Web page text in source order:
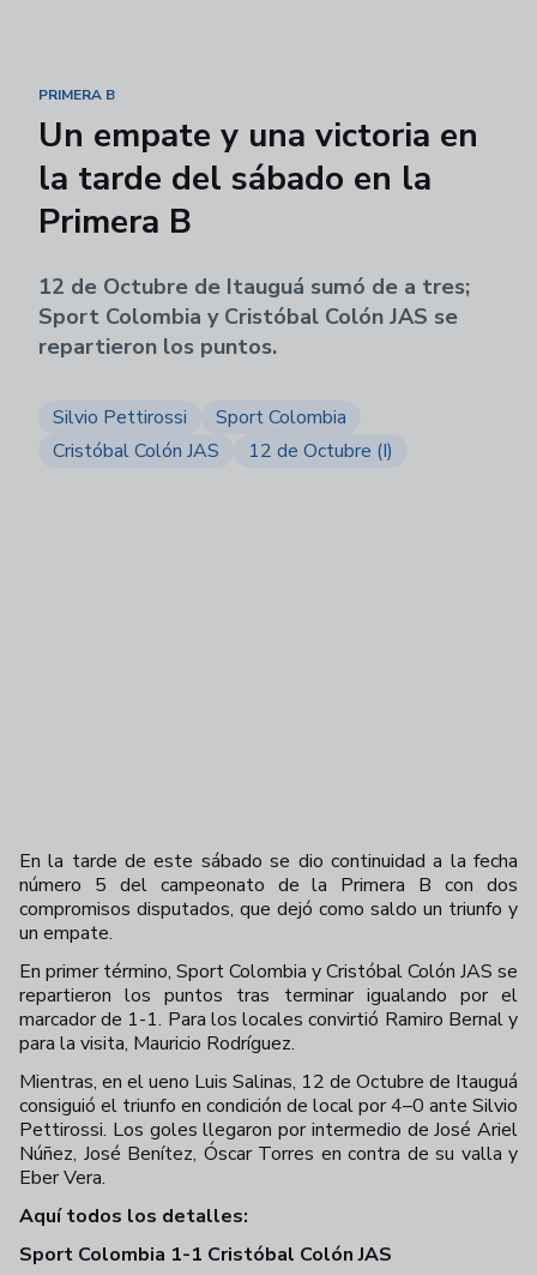
PRIMERA B
Un empate y una victoria en
la tarde del sábado en la
Primera B
12 de Octubre de Itauguá sumó de a tres;
Sport Colombia y Cristóbal Colón JAS se
repartieron los puntos.
Silvio Pettirossi
Sport Colombia
Cristóbal Colón JAS
12 de Octubre (I)
En la tarde de este sábado se dio continuidad a la fecha
número 5 del campeonato de la Primera B con dos
compromisos disputados, que dejó como saldo un triunfo y
un empate.
En primer término, Sport Colombia y Cristóbal Colón JAS se
repartieron los puntos tras terminar igualando por el
marcador de 1-1. Para los locales convirtió Ramiro Bernal y
para la visita, Mauricio Rodríguez.
Mientras, en el ueno Luis Salinas, 12 de Octubre de Itauguá
consiguió el triunfo en condición de local por 4–0 ante Silvio
Pettirossi. Los goles llegaron por intermedio de José Ariel
Núñez, José Benítez, Óscar Torres en contra de su valla y
Eber Vera.
Aquí todos los detalles:
Sport Colombia 1-1 Cristóbal Colón JAS